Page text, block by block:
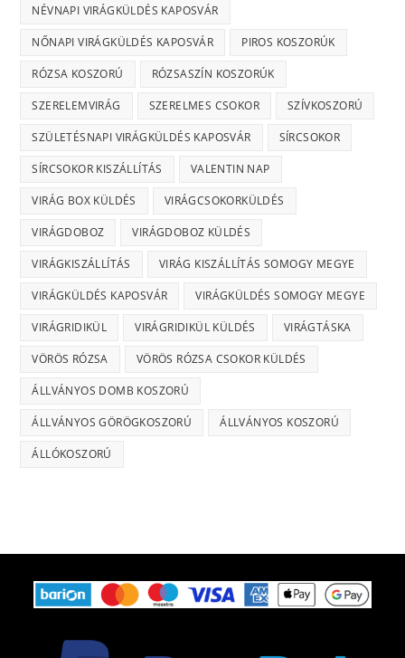
NÉVNAPI VIRÁGKÜLDÉS KAPOSVÁR
NŐNAPI VIRÁGKÜLDÉS KAPOSVÁR PIROS KOSZORÚK
RÓZSA KOSZORÚ RÓZSASZÍN KOSZORÚK
SZERELEMVIRÁG SZERELMES CSOKOR SZÍVKOSZORÚ
SZÜLETÉSNAPI VIRÁGKÜLDÉS KAPOSVÁR SÍRCSOKOR
SÍRCSOKOR KISZÁLLÍTÁS VALENTIN NAP
VIRÁG BOX KÜLDÉS VIRÁGCSOKORKÜLDÉS
VIRÁGDOBOZ VIRÁGDOBOZ KÜLDÉS
VIRÁGKISZÁLLÍTÁS VIRÁG KISZÁLLÍTÁS SOMOGY MEGYE
VIRÁGKÜLDÉS KAPOSVÁR VIRÁGKÜLDÉS SOMOGY MEGYE
VIRÁGRIDIKÜL VIRÁGRIDIKÜL KÜLDÉS VIRÁGTÁSKA
VÖRÖS RÓZSA VÖRÖS RÓZSA CSOKOR KÜLDÉS
ÁLLVÁNYOS DOMB KOSZORÚ
ÁLLVÁNYOS GÖRÖGKOSZORÚ ÁLLVÁNYOS KOSZORÚ
ÁLLÓKOSZORÚ